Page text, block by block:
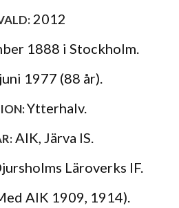
2012
1888 i Stockholm.
1977 (88 år).
Ytterhalv.
AIK, Järva IS.
Läroverks IF.
AIK 1909, 1914).